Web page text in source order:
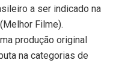
a ser indicado na
Filme).
produção original
na categorias de